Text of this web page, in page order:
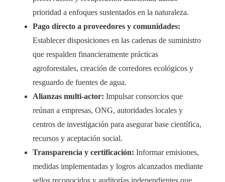
prioridad a enfoques sustentados en la naturaleza.
Pago directo a proveedores y comunidades:
Establecer disposiciones en las cadenas de suministro
que respalden financieramente prácticas
agroforestales, creación de corredores ecológicos y
resguardo de fuentes de agua.
Alianzas multi-actor: Impulsar consorcios que
reúnan a empresas, ONG, autoridades locales y
centros de investigación para asegurar base científica,
recursos y aceptación social.
Transparencia y certificación: Informar emisiones,
medidas implementadas y logros alcanzados mediante